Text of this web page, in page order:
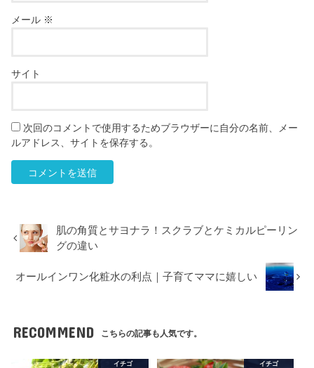
メール ※
サイト
次回のコメントで使用するためブラウザーに自分の名前、メー
ルアドレス、サイトを保存する。
肌の角質とサヨナラ！スクラブとケミカルピーリン
グの違い
オールインワン化粧水の利点｜子育てママに嬉しい
RECOMMEND こちらの記事も人気です。
イチゴ イチゴ